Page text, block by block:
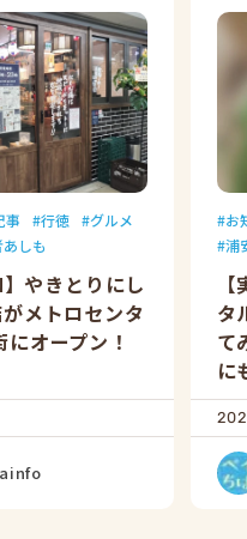
事 行徳
グルメ
しも
】やきとりにし
メトロセンタ
オープン！
お
浦
タ
て
に